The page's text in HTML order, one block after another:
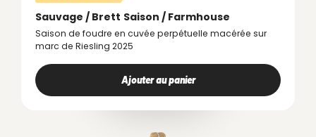
Sauvage / Brett Saison / Farmhouse
Saison de foudre en cuvée perpétuelle macérée sur
marc de Riesling 2025
Ajouter au panier